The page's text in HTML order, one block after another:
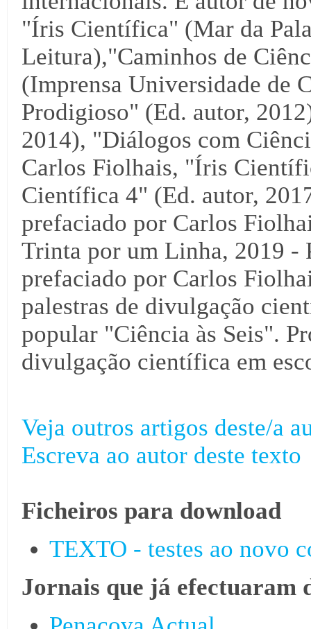
"Íris Científica" (Mar da
Leitura),"Caminhos de
(Imprensa Universidade de
Prodigioso" (Ed. autor,
2014), "Diálogos com
Carlos Fiolhais, "Íris
Científica 4" (Ed. autor,
prefaciado por Carlos
Trinta por um Linha, 2019 -
prefaciado por Carlos
palestras de divulgação
popular "Ciência às Seis".
divulgação científica em
Veja outros artigos deste/a
Escreva ao autor deste texto
Ficheiros para download
TEXTO - testes ao novo
Jornais que já efectuaram